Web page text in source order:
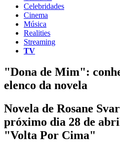
Celebridades
Cinema
Música
Realities
Streaming
TV
"Dona de Mim":
elenco da novela
Novela de Rosane
próximo dia 28 de
"Volta Por Cima"